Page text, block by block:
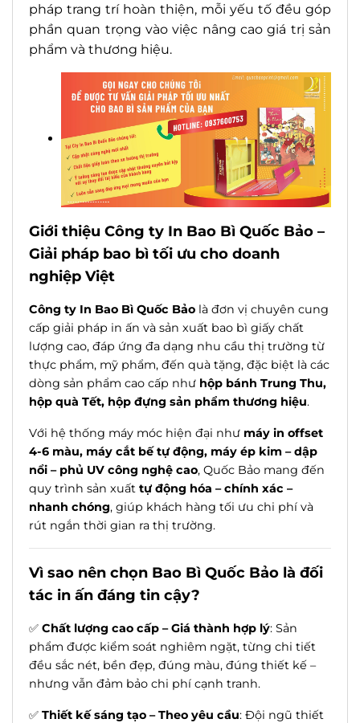
pháp trang trí hoàn thiện, mỗi yếu tố đều góp
phần quan trọng vào việc nâng cao giá trị sản
phẩm và thương hiệu.
Giới thiệu Công ty In Bao Bì Quốc Bảo –
Giải pháp bao bì tối ưu cho doanh
nghiệp Việt
Công ty In Bao Bì Quốc Bảo là đơn vị chuyên cung
cấp giải pháp in ấn và sản xuất bao bì giấy chất
lượng cao, đáp ứng đa dạng nhu cầu thị trường từ
thực phẩm, mỹ phẩm, đến quà tặng, đặc biệt là các
dòng sản phẩm cao cấp như hộp bánh Trung Thu,
hộp quà Tết, hộp đựng sản phẩm thương hiệu.
Với hệ thống máy móc hiện đại như máy in offset
4-6 màu, máy cắt bế tự động, máy ép kim – dập
nổi – phủ UV công nghệ cao, Quốc Bảo mang đến
quy trình sản xuất tự động hóa – chính xác –
nhanh chóng, giúp khách hàng tối ưu chi phí và
rút ngắn thời gian ra thị trường.
Vì sao nên chọn Bao Bì Quốc Bảo là đối
tác in ấn đáng tin cậy?
✅ Chất lượng cao cấp – Giá thành hợp lý: Sản
phẩm được kiểm soát nghiêm ngặt, từng chi tiết
đều sắc nét, bền đẹp, đúng màu, đúng thiết kế –
nhưng vẫn đảm bảo chi phí cạnh tranh.
✅ Thiết kế sáng tạo – Theo yêu cầu: Đội ngũ thiết